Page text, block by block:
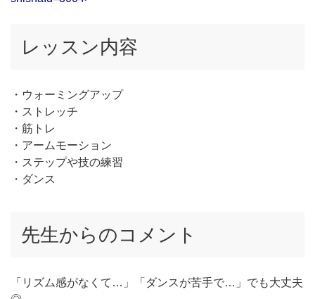
レッスン内容
・ウォーミングアップ
・ストレッチ
・筋トレ
・アームモーション
・ステップや技の練習
・ダンス
先生からのコメント
「リズム感がなくて…」「ダンスが苦手で…」でも大丈夫